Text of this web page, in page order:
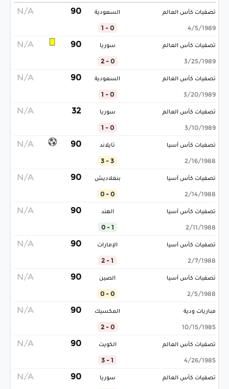
تصفيات كأس العالم
4/5/1989
السعودية
0 - 1
90
N/A
تصفيات كأس العالم
3/25/1989
سوريا
0 - 2
90
N/A
تصفيات كأس العالم
3/20/1989
السعودية
0 - 1
90
N/A
تصفيات كأس العالم
3/10/1989
سوريا
0 - 1
32
N/A
تصفيات كأس آسيا
2/16/1988
تايلاند
3 - 3
90
N/A
تصفيات كأس آسيا
2/14/1988
بنغلاديش
0 - 0
90
N/A
تصفيات كأس آسيا
2/11/1988
الهند
1 - 0
90
N/A
تصفيات كأس آسيا
2/7/1988
الإمارات
1 - 2
90
N/A
تصفيات كأس آسيا
2/5/1988
الصين
0 - 0
90
N/A
مباريات ودية
10/15/1985
المكسيك
0 - 2
90
N/A
تصفيات كأس العالم
4/26/1985
الكويت
1 - 3
90
N/A
تصفيات كأس العالم سوريا 90
N/A